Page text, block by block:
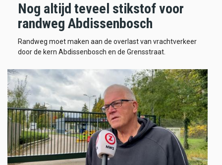
Nog altijd teveel stikstof voor
randweg Abdissenbosch
Randweg moet maken aan de overlast van vrachtverkeer
door de kern Abdissenbosch en de Grensstraat.